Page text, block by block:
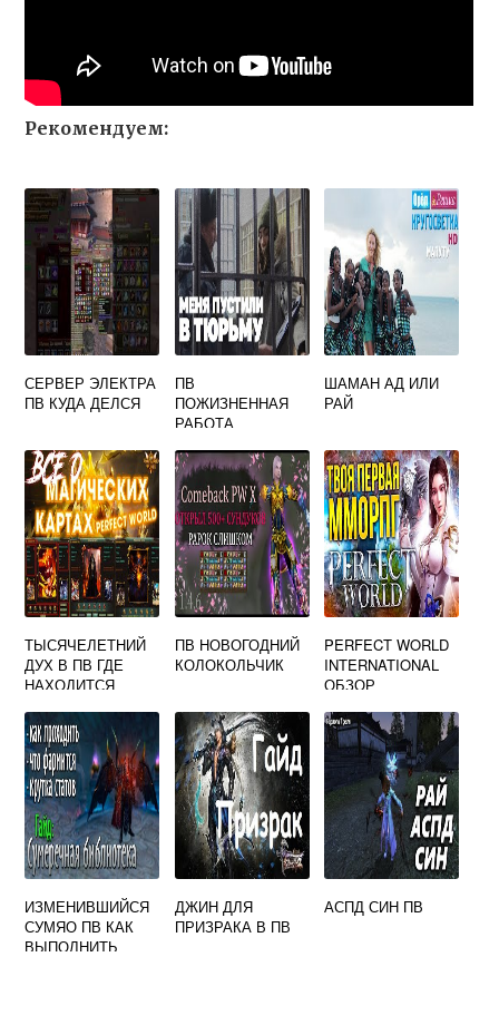
Рекомендуем:
СЕРВЕР ЭЛЕКТРА
ПВ КУДА ДЕЛСЯ
ПВ
ПОЖИЗНЕННАЯ
РАБОТА
ШАМАН АД ИЛИ
РАЙ
ТЫСЯЧЕЛЕТНИЙ
ДУХ В ПВ ГДЕ
НАХОДИТСЯ
ПВ НОВОГОДНИЙ
КОЛОКОЛЬЧИК
PERFECT WORLD
INTERNATIONAL
ОБЗОР
ИЗМЕНИВШИЙСЯ
СУМЯО ПВ КАК
ВЫПОЛНИТЬ
ДЖИН ДЛЯ
ПРИЗРАКА В ПВ
АСПД СИН ПВ